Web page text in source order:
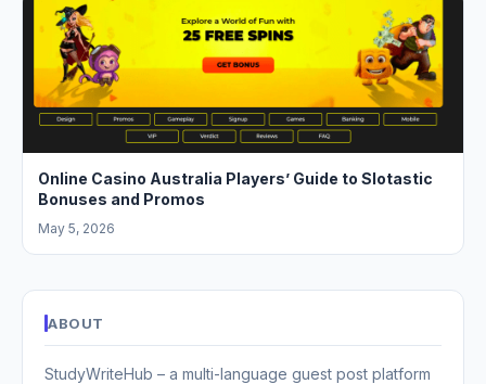
Online Casino Australia Players’ Guide to Slotastic
Bonuses and Promos
May 5, 2026
ABOUT
StudyWriteHub – a multi-language guest post platform